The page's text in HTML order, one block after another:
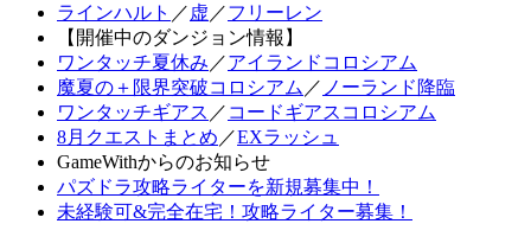
ラインハルト ／ 虚 ／フリーレン
【開催中のダンジョン情報】
ワンタッチ夏休み ／アイランドコロシアム
魔夏の＋限界突破コロシアム ／ ノーランド降臨
ワンタッチギアス ／ コードギアスコロシアム
8月クエストまとめ ／EXラッシュ
GameWithからのお知らせ
パズドラ攻略ライターを新規募集中！
未経験可&完全在宅！攻略ライター募集！